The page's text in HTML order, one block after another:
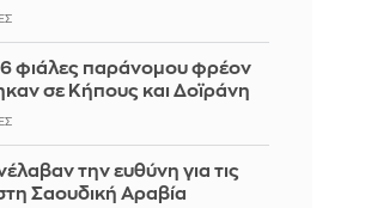
φιάλες παράνομου φρέον
σε Κήπους και Δοϊράνη
την ευθύνη για τις
Σαουδική Αραβία